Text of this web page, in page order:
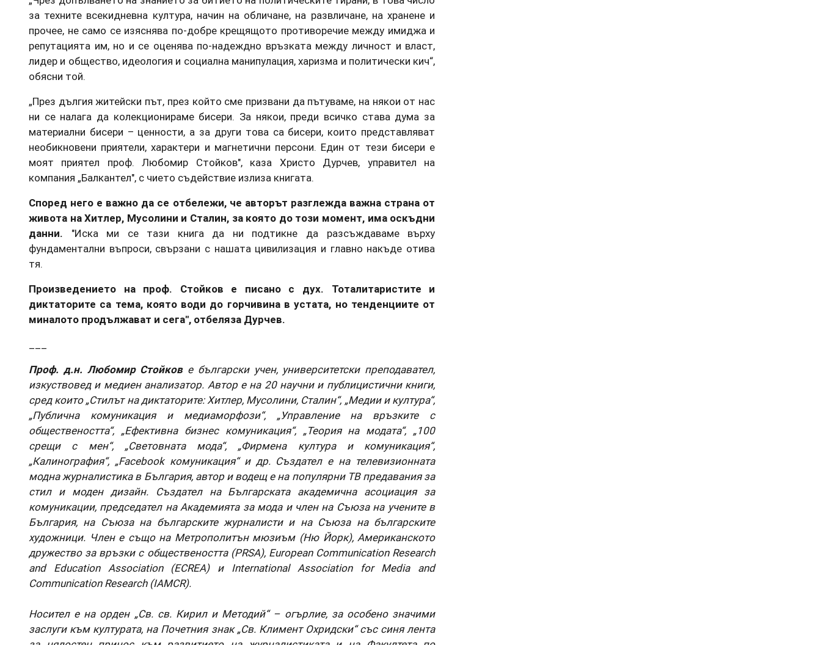
за техните всекидневна култура, начин на обличане, на развличане, на хранене и
прочее, не само се изяснява по-добре крещящото противоречие между имиджа и
репутацията им, но и се оценява по-надеждно връзката между личност и власт,
лидер и общество, идеология и социална манипулация, харизма и политически кич“,
обясни той.
„През дългия житейски път, през който сме призвани да пътуваме, на някои от нас
ни се налага да колекционираме бисери. За някои, преди всичко става дума за
материални бисери – ценности, а за други това са бисери, които представляват
необикновени приятели, характери и магнетични персони. Един от тези бисери е
моят приятел проф. Любомир Стойков", каза Христо Дурчев, управител на
компания „Балкантел", с чието съдействие излиза книгата.
Според него е важно да се отбележи, че авторът разглежда важна страна от
живота на Хитлер, Мусолини и Сталин, за която до този момент, има оскъдни
данни. "Иска ми се тази книга да ни подтикне да разсъждаваме върху
фундаментални въпроси, свързани с нашата цивилизация и главно накъде отива
тя.
Произведението на проф. Стойков е писано с дух. Тоталитаристите и
диктаторите са тема, която води до горчивина в устата, но тенденциите от
миналото продължават и сега", отбеляза Дурчев.
Проф. д.н. Любомир Стойков е български учен, университетски преподавател,
изкуствовед и медиен анализатор. Автор е на 20 научни и публицистични книги,
сред които „Стилът на диктаторите: Хитлер, Мусолини, Сталин“, „Медии и култура“,
„Публична комуникация и медиаморфози“, „Управление на връзките с
обществеността“, „Ефективна бизнес комуникация“, „Теория на модата“, „100
срещи с мен“, „Световната мода“, „Фирмена култура и комуникация“,
„Калинография“, „Facebook комуникация“ и др. Създател е на телевизионната
модна журналистика в България, автор и водещ е на популярни ТВ предавания за
стил и моден дизайн. Създател на Българската академична асоциация за
комуникации, председател на Академията за мода и член на Съюза на учените в
България, на Съюза на българските журналисти и на Съюза на българските
художници. Член е също на Метрополитън мюзиъм (Ню Йорк), Американското
дружество за връзки с обществеността (PRSA), European Communication Research
and Education Association (ECREA) и International Association for Media and
Communication Research (IAMCR).
Носител е на орден „Св. св. Кирил и Методий“ – огърлие, за особено значими
заслуги към културата, на Почетния знак „Св. Климент Охридски“ със синя лента